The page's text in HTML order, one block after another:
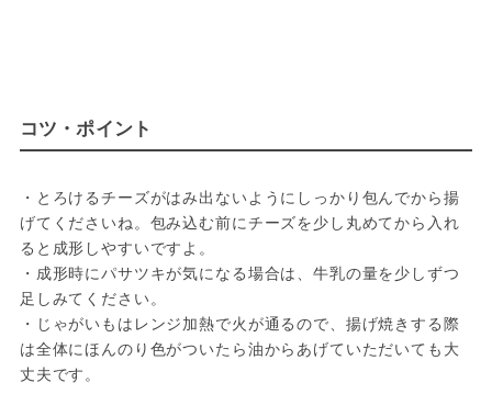
コツ・ポイント
・とろけるチーズがはみ出ないようにしっかり包んでから揚
げてくださいね。包み込む前にチーズを少し丸めてから入れ
ると成形しやすいですよ。
・成形時にパサツキが気になる場合は、牛乳の量を少しずつ
足しみてください。
・じゃがいもはレンジ加熱で火が通るので、揚げ焼きする際
は全体にほんのり色がついたら油からあげていただいても大
丈夫です。